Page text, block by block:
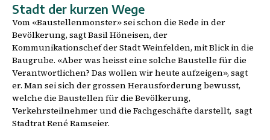
Stadt der kurzen Wege
Vom «Baustellenmonster» sei schon die Rede in der
Bevölkerung, sagt Basil Höneisen, der
Kommunikationschef der Stadt Weinfelden, mit Blick in die
Baugrube. «Aber was heisst eine solche Baustelle für die
Verantwortlichen? Das wollen wir heute aufzeigen», sagt
er. Man sei sich der grossen Herausforderung bewusst,
welche die Baustellen für die Bevölkerung,
Verkehrsteilnehmer und die Fachgeschäfte darstellt, sagt
Stadtrat René Ramseier.